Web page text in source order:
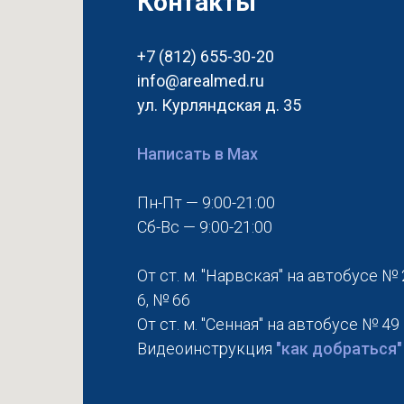
+7 (812) 655-30-20
info@arealmed.ru
ул. Курляндская д. 35
Написать в Max
Пн-Пт — 9:00-21:00
Сб-Вс — 9:00-21:00
От ст. м. "Нарвская" на автобусе
6, № 66
От ст. м. "Сенная" на автобусе № 49
Видеоинструкция "как добраться"